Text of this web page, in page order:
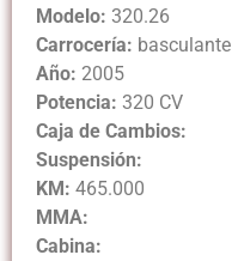
Modelo: 320.26
Carrocería: basculante
Año: 2005
Potencia: 320 CV
Caja de Cambios:
Suspensión:
KM: 465.000
MMA:
Cabina: